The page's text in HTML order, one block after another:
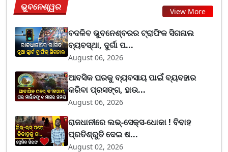
ଭୁବନେଶ୍ୱର View More
ବଦଳିବ ଭୁବନେଶ୍ବରର ଟ୍ରାଫିକ ସିଗନାଲ
ବ୍ୟବସ୍ଥା, ଦୁର୍ଗା ପ...
August 06, 2026
ଆବସିକ ଘରକୁ ବ୍ୟବସାୟ ପାଇଁ ବ୍ୟବହାର
କରିବା ପ୍ରସଙ୍ଗ, ହାଉ...
August 06, 2026
ରାଜଧାନୀରେ ଲଭ୍-ସେକ୍ସ-ଧୋକା ! ବିବାହ
ପ୍ରତିଶ୍ରୁତି ଦେଇ ଷ...
August 02, 2026